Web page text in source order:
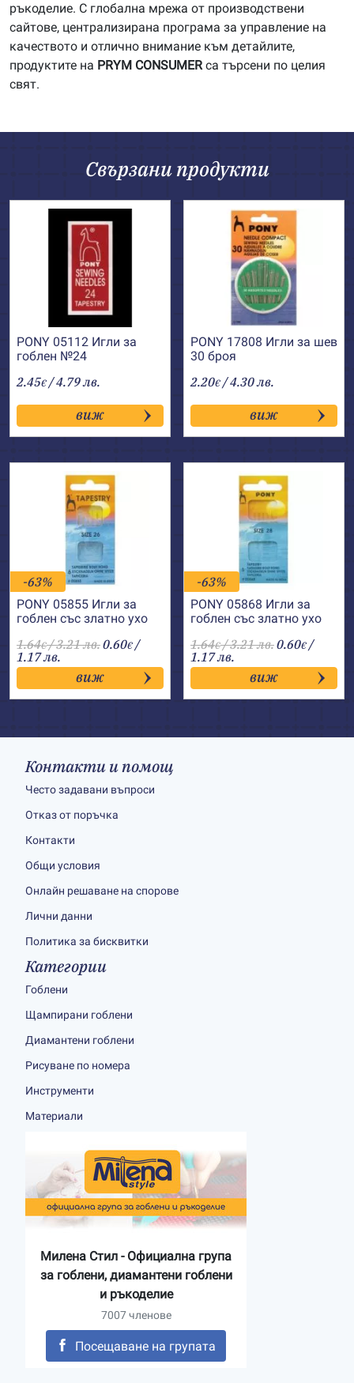
ръкоделие. С глобална мрежа от производствени
сайтове, централизирана програма за управление на
качеството и отлично внимание към детайлите,
продуктите на PRYM CONSUMERса търсени по целия
свят.
Свързани продукти
PONY 05112 Игли за
гоблен №24
2.45€ / 4.79 лв.
виж
PONY 17808 Игли за шев
30 броя
2.20€ / 4.30 лв.
виж
-63%
PONY 05855 Игли за
гоблен със златно ухо
1.64€/ 3.21 лв.0.60€ /
1.17 лв.
виж
-63%
PONY 05868 Игли за
гоблен със златно ухо
1.64€/ 3.21 лв.0.60€ /
1.17 лв.
виж
Контакти и помощ
Често задавани въпроси
Отказ от поръчка
Контакти
Общи условия
Онлайн решаване на спорове
Лични данни
Политика за бисквитки
Категории
Гоблени
Щампирани гоблени
Диамантени гоблени
Рисуване по номера
Инструменти
Материали
Милена Стил - Официална група
за гоблени, диамантени гоблени
и ръкоделие
7007 членове
Посещаване на групата